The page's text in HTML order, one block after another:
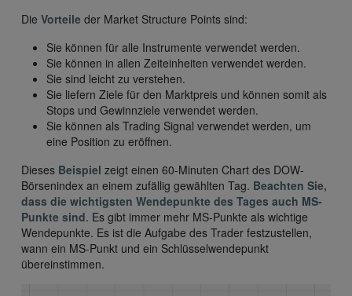
Die Vorteile der Market Structure Points sind:
Sie können für alle Instrumente verwendet werden.
Sie können in allen Zeiteinheiten verwendet werden.
Sie sind leicht zu verstehen.
Sie liefern Ziele für den Marktpreis und können somit als
Stops und Gewinnziele verwendet werden.
Sie können als Trading Signal verwendet werden, um
eine Position zu eröffnen.
Dieses Beispiel zeigt einen 60-Minuten Chart des DOW-
Börsenindex an einem zufällig gewählten Tag. Beachten Sie,
dass die wichtigsten Wendepunkte des Tages auch MS-
Punkte sind. Es gibt immer mehr MS-Punkte als wichtige
Wendepunkte. Es ist die Aufgabe des Trader festzustellen,
wann ein MS-Punkt und ein Schlüsselwendepunkt
übereinstimmen.